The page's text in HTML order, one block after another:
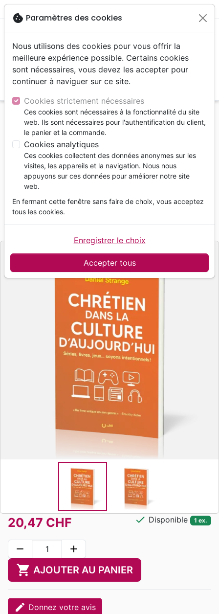
menu
Accueil Livres
Ethique, société, politique
Chrétien dans la culture d'aujourd'hui - Séries,
livres, jeux... soyons intentionnels
Chrétien dans la culture
d'aujourd'hui
Séries, livres, jeux... soyons intentionnels
Daniel Strange
20,47 CHF check Disponible 1 ex.
remove add
shopping_cart AJOUTER AU PANIER
edit Donnez votre avis
cookie Paramètres des cookies
Nous utilisons des cookies pour vous offrir la
meilleure expérience possible. Certains cookies
sont nécessaires, vous devez les accepter pour
continuer à naviguer sur ce site.
Cookies strictement nécessaires
Ces cookies sont nécessaires à la fonctionnalité du site
web. Ils sont nécessaires pour l'authentification du client,
le panier et la commande.
Cookies analytiques
Ces cookies collectent des données anonymes sur les
visites, les appareils et la navigation. Nous nous
appuyons sur ces données pour améliorer notre site
web.
En fermant cette fenêtre sans faire de choix, vous acceptez
tous les cookies.
Accepter tous
Enregistrer le choix